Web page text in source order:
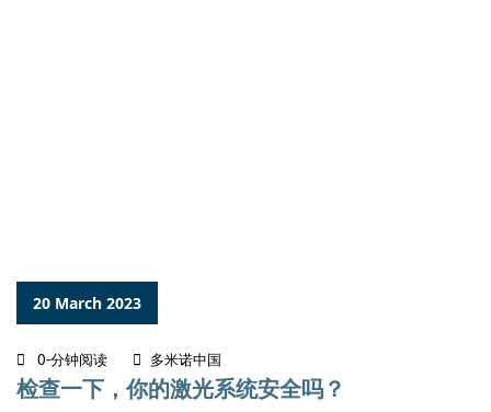
20 March 2023
0-分钟阅读 多米诺中国
检查一下，你的激光系统安全吗？